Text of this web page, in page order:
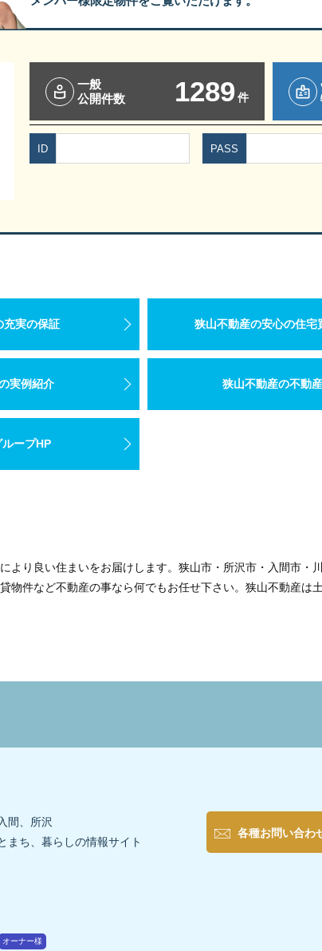
一般
公開件数
1289件
ID PASS
充実の保証 狭山不動産の安心の住宅
実例紹介 狭山不動産の不動
ープHP
より良い住まいをお届けします。狭山市・所沢市・入間市・
物件など不動産の事なら何でもお任せ下さい。狭山不動産は
間、所沢
まち、暮らしの情報サイト
各種お問い合わ
オーナー様